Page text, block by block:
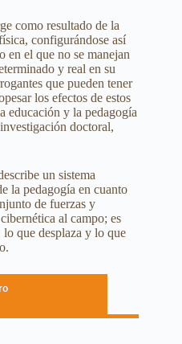
como resultado de la
configurándose así
el que no se manejan
y real en su
que pueden tener
los efectos de estos
educación y la pedagogía
doctoral,
un sistema
la pedagogía en cuanto
de fuerzas y
al campo; es
lo que desplaza y lo que